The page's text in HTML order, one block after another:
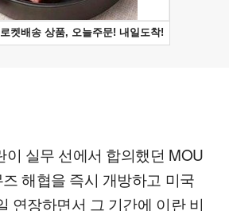
이 실무 선에서 합의했던 MOU
해협을 즉시 개방하고 미국
연장하면서 그 기간에 이란 비